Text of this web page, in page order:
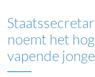
noemt het
vapende